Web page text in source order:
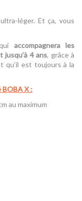
léger. Et ça, vous
accompagnera les
jusqu’à 4 ans, grâce à
qu’il est toujours à la
BOBA X:
au maximum